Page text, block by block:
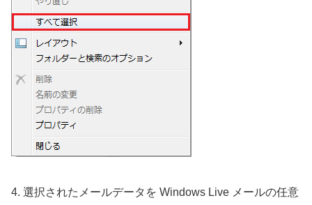
4. 選択されたメールデータを Windows Live メールの任意